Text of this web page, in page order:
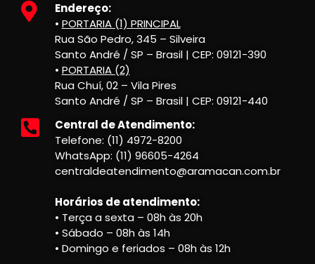
Endereço:
• PORTARIA (1) PRINCIPAL
Rua São Pedro, 345 – Silveira
Santo André / SP – Brasil | CEP: 09121-390
• PORTARIA (2)
Rua Chuí, 02 – Vila Pires
Santo André / SP – Brasil | CEP: 09121-440
Central de Atendimento:
Telefone: (11) 4972-8200
WhatsApp: (11) 96605-4264
centraldeatendimento@aramacan.com.br
Horários de atendimento:
• Terça a sexta – 08h às 20h
• Sábado – 08h às 14h
• Domingo e feriados – 08h às 12h